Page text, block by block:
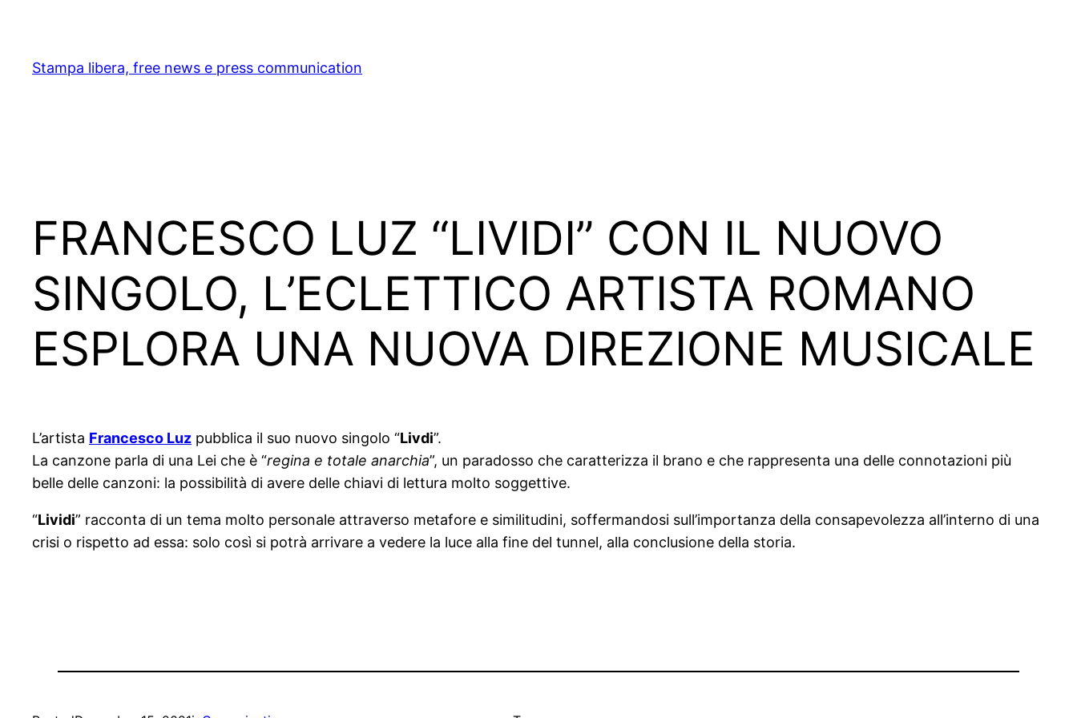
content
Stampa libera, free news e press communication
FRANCESCO LUZ “LIVIDI” CON IL NUOVO
SINGOLO, L’ECLETTICO ARTISTA ROMANO
ESPLORA UNA NUOVA DIREZIONE MUSICALE
L’artista Francesco Luz pubblica il suo nuovo singolo “Livdi”.
La canzone parla di una Lei che è “regina e totale anarchia”, un paradosso che caratterizza il brano e che rappresenta una delle connotazioni più
belle delle canzoni: la possibilità di avere delle chiavi di lettura molto soggettive.
“Lividi” racconta di un tema molto personale attraverso metafore e similitudini, soffermandosi sull’importanza della consapevolezza all’interno di una
crisi o rispetto ad essa: solo così si potrà arrivare a vedere la luce alla fine del tunnel, alla conclusione della storia.